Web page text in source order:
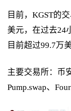
目前，KGST的
美元，在过去24
目前超过99.7万美
主要交易所：币
Pump.swap、